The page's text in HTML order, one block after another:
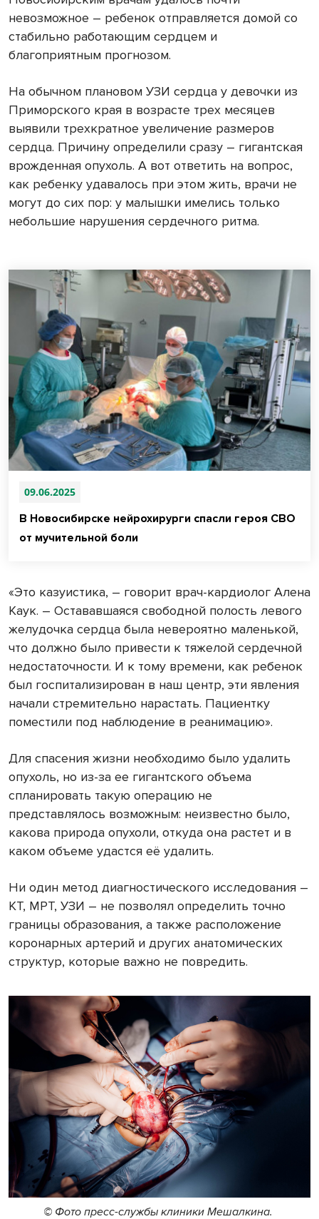
невозможное – ребенок отправляется домой со
стабильно работающим сердцем и
благоприятным прогнозом.
На обычном плановом УЗИ сердца у девочки из
Приморского края в возрасте трех месяцев
выявили трехкратное увеличение размеров
сердца. Причину определили сразу – гигантская
врожденная опухоль. А вот ответить на вопрос,
как ребенку удавалось при этом жить, врачи не
могут до сих пор: у малышки имелись только
небольшие нарушения сердечного ритма.
09.06.2025
В Новосибирске нейрохирурги спасли героя СВО
от мучительной боли
«Это казуистика, – говорит врач-кардиолог Алена
Каук. – Остававшаяся свободной полость левого
желудочка сердца была невероятно маленькой,
что должно было привести к тяжелой сердечной
недостаточности. И к тому времени, как ребенок
был госпитализирован в наш центр, эти явления
начали стремительно нарастать. Пациентку
поместили под наблюдение в реанимацию».
Для спасения жизни необходимо было удалить
опухоль, но из-за ее гигантского объема
спланировать такую операцию не
представлялось возможным: неизвестно было,
какова природа опухоли, откуда она растет и в
каком объеме удастся её удалить.
Ни один метод диагностического исследования –
КТ, МРТ, УЗИ – не позволял определить точно
границы образования, а также расположение
коронарных артерий и других анатомических
структур, которые важно не повредить.
© Фото пресс-службы клиники Мешалкина.